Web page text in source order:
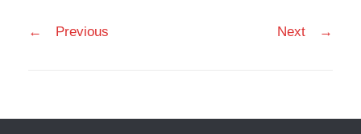
navigation
← Previous Next →